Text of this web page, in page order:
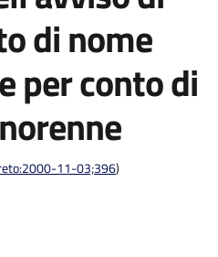
di nome
per conto di
11-03;396)